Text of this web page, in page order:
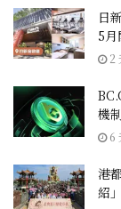
日
5
2
機
6
港
紹